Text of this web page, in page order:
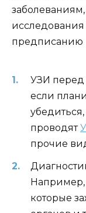
исследования
предписанию
УЗИ перед
если
проводят
прочие
Например,
которые